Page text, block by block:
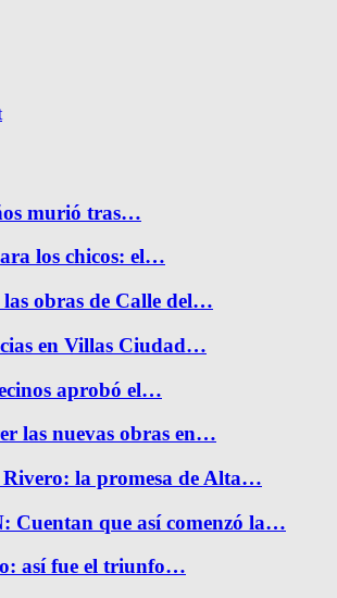
murió tras…
los chicos: el…
obras de Calle del…
en Villas Ciudad…
aprobó el…
las nuevas obras en…
Rivero: la promesa de Alta…
Cuentan que así comenzó la…
así fue el triunfo…